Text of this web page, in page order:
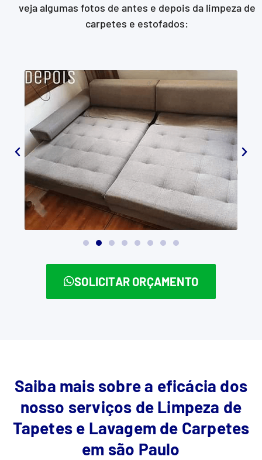
veja algumas fotos de antes e depois da limpeza de
carpetes e estofados:
SOLICITAR ORÇAMENTO
Saiba mais sobre a eficácia dos
nosso serviços de Limpeza de
Tapetes e Lavagem de Carpetes
em são Paulo